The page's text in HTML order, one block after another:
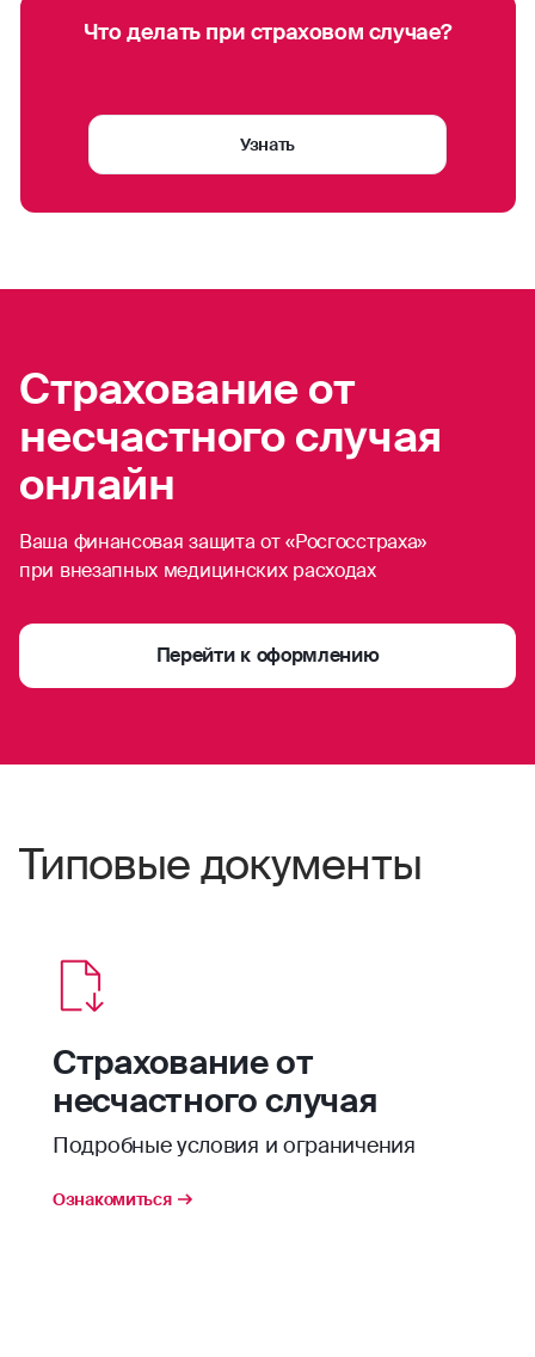
Что делать при страховом случае?
Узнать
Страхование от
несчастного случая
онлайн
Ваша финансовая защита от «Росгосстраха»
при внезапных медицинских расходах
Перейти к оформлению
Типовые документы
Страхование от
несчастного случая
Подробные условия и ограничения
Ознакомиться